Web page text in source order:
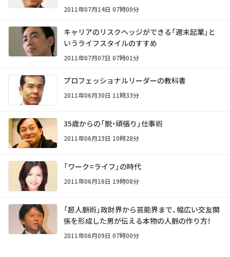
2011年07月14日 07時00分
キャリアのリスクヘッジができる「週末起業」と
いうライフスタイルのすすめ
2011年07月07日 07時01分
プロフェッショナルリーダーの教科書
2011年06月30日 11時33分
35歳からの「脱・頑張り」仕事術
2011年06月23日 10時28分
「ワーク=ライフ」の時代
2011年06月16日 19時08分
「超人脈術」政財界から芸能界まで、幅広い交友関
係を形成した男が伝える本物の人脈の作り方！
2011年06月09日 07時00分